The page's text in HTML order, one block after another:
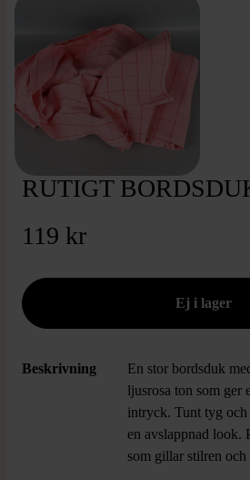
RUTIGT
119 kr
Beskrivning
En stor bordsduk
ljusrosa ton som ger
intryck. Tunt tyg
en avslappnad look.
som gillar stilren